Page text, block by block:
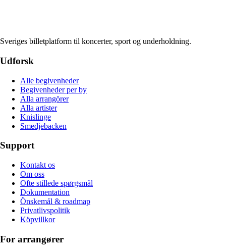
Sveriges billetplatform til koncerter, sport og underholdning.
Udforsk
Alle begivenheder
Begivenheder per by
Alla arrangörer
Alla artister
Knislinge
Smedjebacken
Support
Kontakt os
Om oss
Ofte stillede spørgsmål
Dokumentation
Önskemål & roadmap
Privatlivspolitik
Köpvillkor
For arrangører